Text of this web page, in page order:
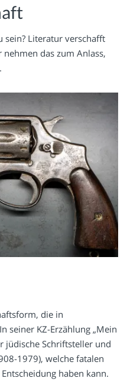
sein? Literatur verschafft
das zum Anlass,
die in
seiner KZ-Erzählung „Mein
jüdische Schriftsteller und
1979), welche fatalen
haben kann.